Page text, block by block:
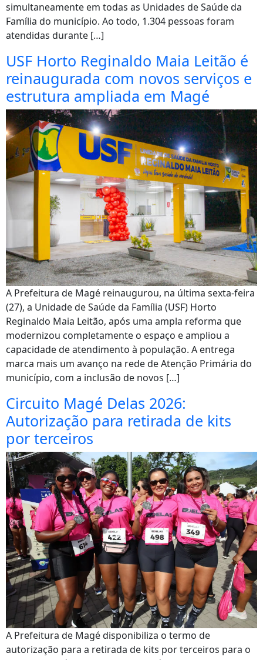
simultaneamente em todas as Unidades de Saúde da
Família do município. Ao todo, 1.304 pessoas foram
atendidas durante […]
USF Horto Reginaldo Maia Leitão é
reinaugurada com novos serviços e
estrutura ampliada em Magé
A Prefeitura de Magé reinaugurou, na última sexta-feira
(27), a Unidade de Saúde da Família (USF) Horto
Reginaldo Maia Leitão, após uma ampla reforma que
modernizou completamente o espaço e ampliou a
capacidade de atendimento à população. A entrega
marca mais um avanço na rede de Atenção Primária do
município, com a inclusão de novos […]
Circuito Magé Delas 2026:
Autorização para retirada de kits
por terceiros
A Prefeitura de Magé disponibiliza o termo de
autorização para a retirada de kits por terceiros para o